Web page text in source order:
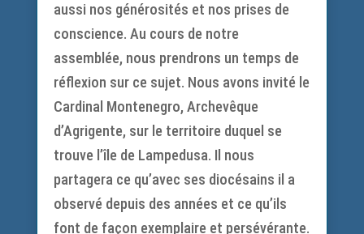
aussi nos générosités et nos prises de
conscience. Au cours de notre
assemblée, nous prendrons un temps de
réflexion sur ce sujet. Nous avons invité le
Cardinal Montenegro, Archevêque
d’Agrigente, sur le territoire duquel se
trouve l’île de Lampedusa. Il nous
partagera ce qu’avec ses diocésains il a
observé depuis des années et ce qu’ils
font de façon exemplaire et persévérante.